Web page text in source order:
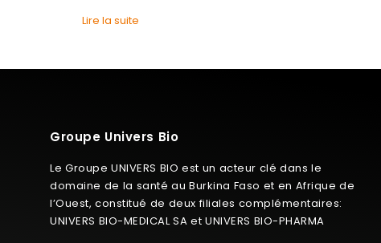
Lire la suite
Groupe Univers Bio
Le Groupe UNIVERS BIO est un acteur clé dans le
domaine de la santé au Burkina Faso et en Afrique de
l’Ouest, constitué de deux filiales complémentaires:
UNIVERS BIO-MEDICAL SA et UNIVERS BIO-PHARMA